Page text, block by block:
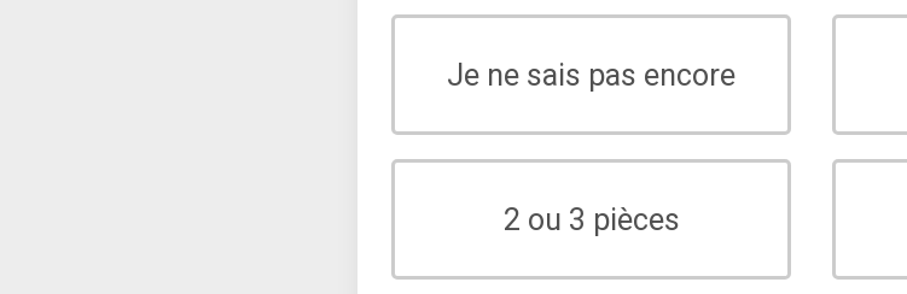
Je ne sais pas encore
2 ou 3 pièces